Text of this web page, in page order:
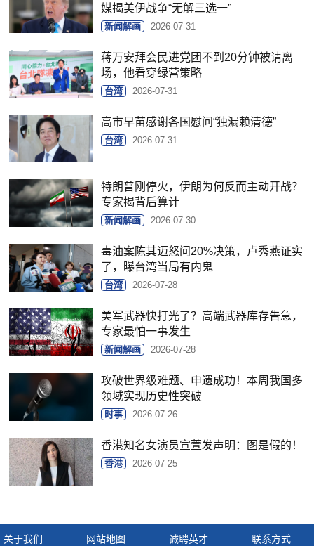
媒揭美伊战争“无解三选一”
新闻解画 2026-07-31
蒋万安拜会民进党团不到20分钟被请离
场，他看穿绿营策略
台湾 2026-07-31
高市早苗感谢各国慰问“独漏赖清德”
台湾 2026-07-31
特朗普刚停火，伊朗为何反而主动开战？
专家揭背后算计
新闻解画 2026-07-30
毒油案陈其迈怒问20%决策，卢秀燕证实
了，曝台湾当局有内鬼
台湾 2026-07-28
美军武器快打光了？高端武器库存告急，
专家最怕一事发生
新闻解画 2026-07-28
攻破世界级难题、申遗成功！本周我国多
领域实现历史性突破
时事 2026-07-26
香港知名女演员宣萱发声明：图是假的！
香港 2026-07-25
关于我们 网站地图 诚聘英才 联系方式